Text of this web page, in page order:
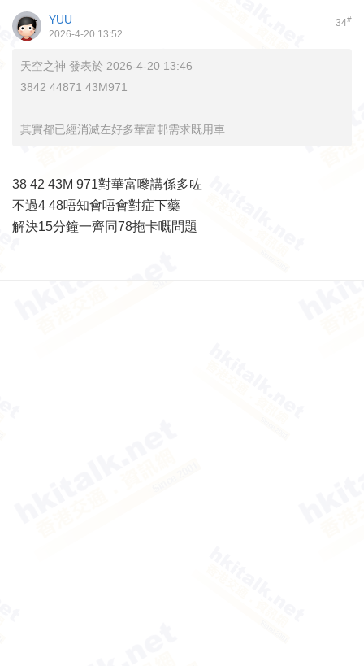
34#
YUU
2026-4-20 13:52
天空之神 發表於 2026-4-20 13:46
3842 44871 43M971
其實都已經消滅左好多華富邨需求既用車
38 42 43M 971對華富嚟講係多咗
不過4 48唔知會唔會對症下藥
解決15分鐘一齊同78拖卡嘅問題